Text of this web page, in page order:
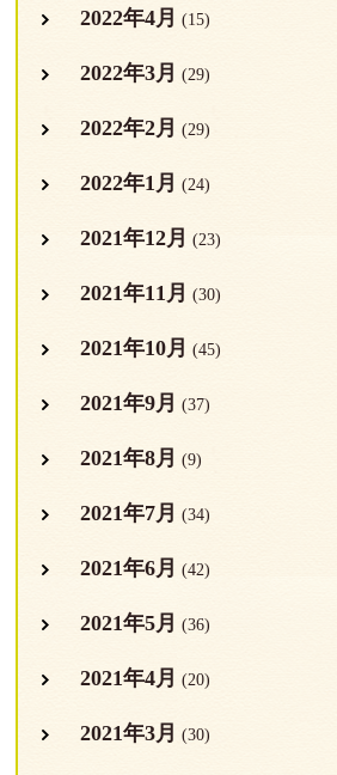
2022年4月 (15)
2022年3月 (29)
2022年2月 (29)
2022年1月 (24)
2021年12月 (23)
2021年11月 (30)
2021年10月 (45)
2021年9月 (37)
2021年8月 (9)
2021年7月 (34)
2021年6月 (42)
2021年5月 (36)
2021年4月 (20)
2021年3月 (30)